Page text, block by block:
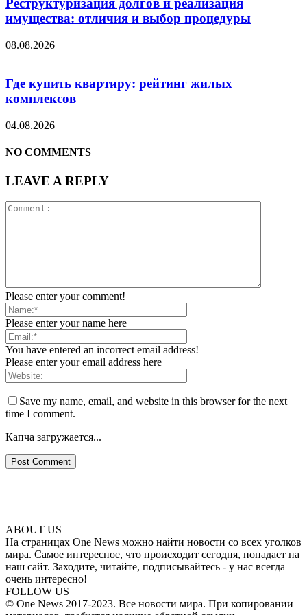
Реструктуризация долгов и реализация
имущества: отличия и выбор процедуры
08.08.2026
Где купить квартиру: рейтинг жилых
комплексов
04.08.2026
NO COMMENTS
LEAVE A REPLY
Please enter your comment!
Please enter your name here
You have entered an incorrect email address!
Please enter your email address here
Save my name, email, and website in this browser for the next
time I comment.
Капча загружается...
ABOUT US
На страницах One News можно найти новости со всех уголков
мира. Самое интересное, что происходит сегодня, попадает на
наш сайт. Заходите, читайте, подписывайтесь - у нас всегда
очень интересно!
FOLLOW US
© One News 2017-2023. Все новости мира. При копировании